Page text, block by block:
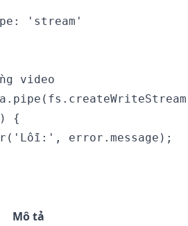
'stream'
video
{
error.message);
Mô tả